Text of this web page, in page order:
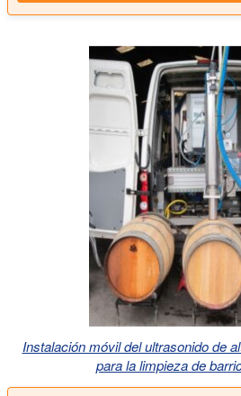
Instalación móvil del ultrasonido de
para la limpieza de